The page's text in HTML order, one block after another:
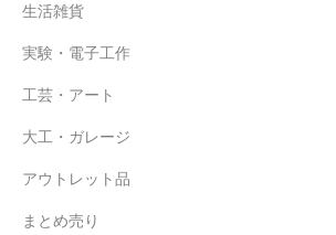
生活雑貨
実験・電子工作
工芸・アート
大工・ガレージ
アウトレット品
まとめ売り